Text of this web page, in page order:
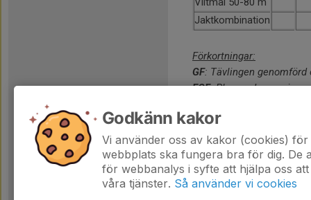
Jaktkombination
Förkortningar:
GF: Tävlingen
EGF: Planerad men ej
TOM ruta, ja det
Ansvarigt distrikt: Bl,
Godkänn kakor
Vi använder oss av kakor (cookies)
webbplats ska fungera bra för dig. De
för webbanalys i syfte att hjälpa oss
våra tjänster. Så använder vi cookies